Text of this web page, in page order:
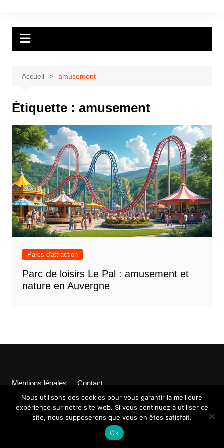
Accueil amusement
Étiquette : amusement
Parcs d'attraction
Parc de loisirs Le Pal : amusement et
nature en Auvergne
Mentions légales Contact
Nous utilisons des cookies pour vous garantir la meilleure
expérience sur notre site web. Si vous continuez à utiliser ce
site, nous supposerons que vous en êtes satisfait.
Ok